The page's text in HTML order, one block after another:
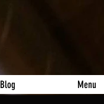
Blog Menu